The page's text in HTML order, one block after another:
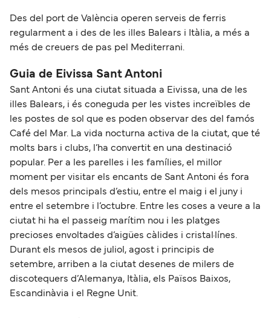
Des del port de València operen serveis de ferris
regularment a i des de les illes Balears i Itàlia, a més a
més de creuers de pas pel Mediterrani.
Guia de Eivissa Sant Antoni
Sant Antoni és una ciutat situada a Eivissa, una de les
illes Balears, i és coneguda per les vistes increïbles de
les postes de sol que es poden observar des del famós
Café del Mar. La vida nocturna activa de la ciutat, que té
molts bars i clubs, l’ha convertit en una destinació
popular. Per a les parelles i les famílies, el millor
moment per visitar els encants de Sant Antoni és fora
dels mesos principals d’estiu, entre el maig i el juny i
entre el setembre i l’octubre. Entre les coses a veure a la
ciutat hi ha el passeig marítim nou i les platges
precioses envoltades d’aigües càlides i cristal·línes.
Durant els mesos de juliol, agost i principis de
setembre, arriben a la ciutat desenes de milers de
discotequers d’Alemanya, Itàlia, els Països Baixos,
Escandinàvia i el Regne Unit.